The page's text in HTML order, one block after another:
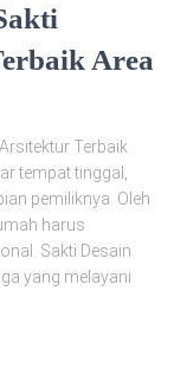
Area
Terbaik
tempat tinggal,
pemiliknya. Oleh
harus
Sakti Desain
yang melayani